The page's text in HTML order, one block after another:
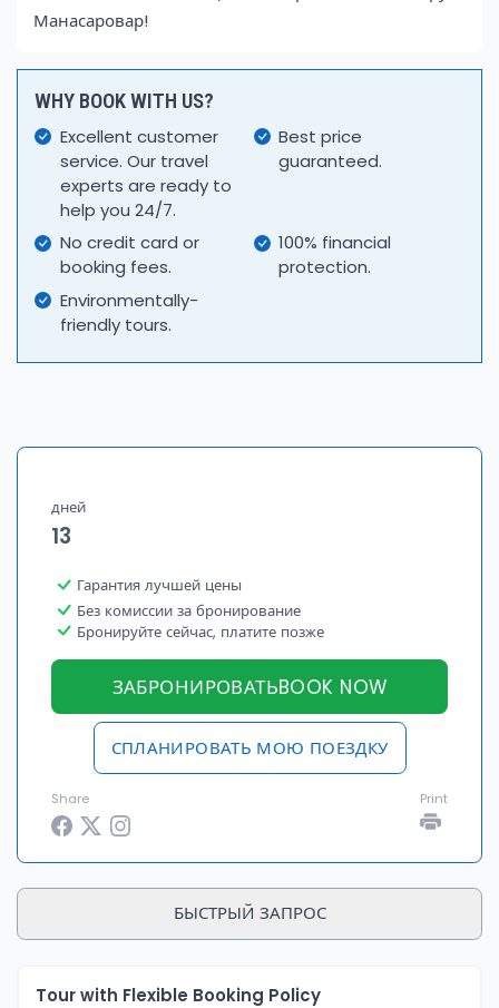
Манасаровар!
WHY BOOK WITH US?
Excellent customer
service. Our travel
experts are ready to
help you 24/7.
Best price
guaranteed.
No credit card or
booking fees.
100% financial
protection.
Environmentally-
friendly tours.
дней
13
Гарантия лучшей цены
Без комиссии за бронирование
Бронируйте сейчас, платите позже
ЗАБРОНИРОВАТЬBOOK NOW
СПЛАНИРОВАТЬ МОЮ ПОЕЗДКУ
Share Print
БЫСТРЫЙ ЗАПРОС
Tour with Flexible Booking Policy